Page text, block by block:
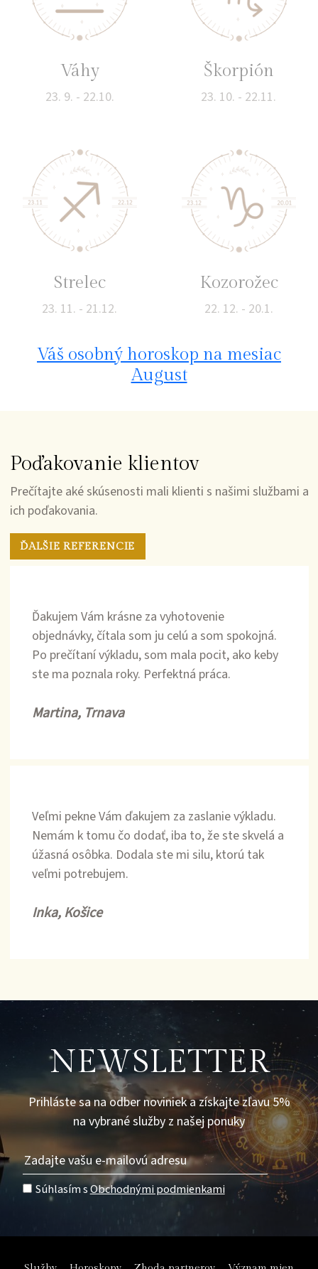
Váhy
23. 9. - 22.10.
Škorpión
23. 10. - 22.11.
Strelec
23. 11. - 21.12.
Kozorožec
22. 12. - 20.1.
Váš osobný horoskop na mesiac
August
Poďakovanie klientov
Prečítajte aké skúsenosti mali klienti s našimi službami a
ich poďakovania.
ĎALŠIE REFERENCIE
Ďakujem Vám krásne za vyhotovenie
objednávky, čítala som ju celú a som spokojná.
Po prečítaní výkladu, som mala pocit, ako keby
ste ma poznala roky. Perfektná práca.
Martina, Trnava
Veľmi pekne Vám ďakujem za zaslanie výkladu.
Nemám k tomu čo dodať, iba to, že ste skvelá a
úžasná osôbka. Dodala ste mi silu, ktorú tak
veľmi potrebujem.
Inka, Košice
NEWSLETTER
Prihláste sa na odber noviniek a získajte zľavu 5%
na vybrané služby z našej ponuky
Súhlasím sObchodnými podmienkami